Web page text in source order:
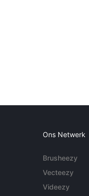
Ons Netwerk
Brusheezy
Vecteezy
Videezy